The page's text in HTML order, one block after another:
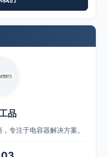
品
专注于电容器解决方案。